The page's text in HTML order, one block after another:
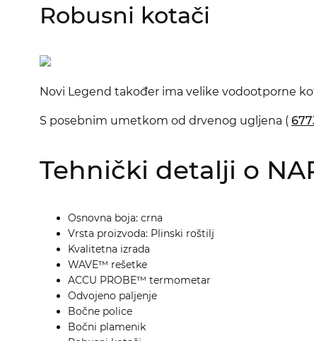
Robusni kotači
Novi Legend također ima velike vodootporne
S posebnim umetkom od drvenog ugljena (
Tehnički detalji o
Osnovna boja: crna
Vrsta proizvoda: Plinski roštilj
Kvalitetna izrada
WAVE™ rešetke
ACCU PROBE™ termometar
Odvojeno paljenje
Bočne police
Bočni plamenik